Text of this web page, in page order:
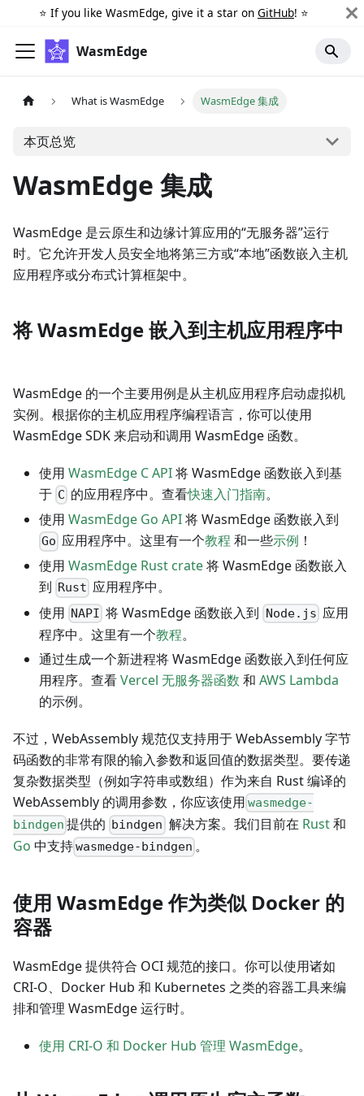
⭐️ If you like WasmEdge, give it a star on GitHub! ⭐️
WasmEdge
What is WasmEdge WasmEdge 集成
本页总览
WasmEdge 集成
WasmEdge 是云原生和边缘计算应用的“无服务器”运行
时。它允许开发人员安全地将第三方或“本地”函数嵌入主机
应用程序或分布式计算框架中。
将 WasmEdge 嵌入到主机应用程序中
WasmEdge 的一个主要用例是从主机应用程序启动虚拟机
实例。根据你的主机应用程序编程语言，你可以使用
WasmEdge SDK 来启动和调用 WasmEdge 函数。
使用 WasmEdge C API将 WasmEdge 函数嵌入到基
于 C 的应用程序中。查看快速入门指南。
使用 WasmEdge Go API将 WasmEdge 函数嵌入到
Go 应用程序中。这里有一个教程 和一些示例 ！
使用 WasmEdge Rust crate将 WasmEdge 函数嵌入
到 Rust 应用程序中。
使用 NAPI 将 WasmEdge 函数嵌入到 Node.js 应用
程序中。这里有一个教程。
通过生成一个新进程将 WasmEdge 函数嵌入到任何应
用程序。查看Vercel 无服务器函数 和 AWS Lambda
的示例。
不过，WebAssembly 规范仅支持用于 WebAssembly 字节
码函数的非常有限的输入参数和返回值的数据类型。要传递
复杂数据类型（例如字符串或数组）作为来自 Rust 编译的
WebAssembly 的调用参数，你应该使用 wasmedge-
bindgen 提供的 bindgen 解决方案。我们目前在 Rust和
Go 中支持wasmedge-bindgen 。
使用 WasmEdge 作为类似 Docker 的
容器
WasmEdge 提供符合 OCI 规范的接口。你可以使用诸如
CRI-O、Docker Hub 和 Kubernetes 之类的容器工具来编
排和管理 WasmEdge 运行时。
使用 CRI-O 和 Docker Hub 管理 WasmEdge。